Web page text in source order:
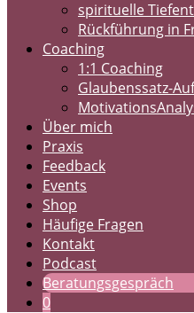
spirituelle
Rückführung in
Coaching
1:1 Coaching
Glaubenssatz-
Über mich
Praxis
Feedback
Events
Shop
Häufige Fragen
Kontakt
Podcast
Beratungsgespräch
0